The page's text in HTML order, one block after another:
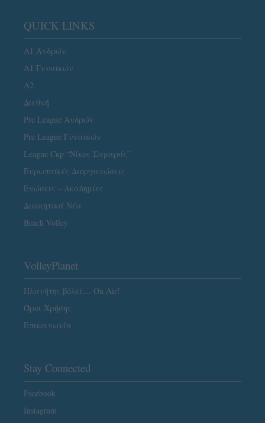
QUICK LINKS
Α1 Ανδρών
Α1 Γυναικών
A2
Διεθνή
Pre League Ανδρών
Pre League Γυναικών
League Cup “Νίκος Σαμαράς”
Ευρωπαϊκές Διοργανώσεις
Ενώσεις – Ακαδημίες
Διοικητικά Νέα
Beach Volley
VolleyPlanet
Πλανήτης βόλεϊ… On Air!
Όροι Χρήσης
Επικοινωνία
Stay Connected
Facebook
Instagram